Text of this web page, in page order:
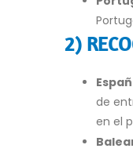
2)
de
en el